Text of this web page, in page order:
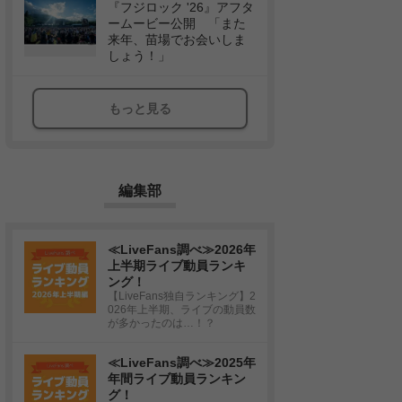
『フジロック '26』アフタ
ームービー公開 「また
来年、苗場でお会いしま
しょう！」
もっと見る
編集部
≪LiveFans調べ≫2026年
上半期ライブ動員ランキ
ング！
【LiveFans独自ランキング】2
026年上半期、ライブの動員数
が多かったのは…！？
≪LiveFans調べ≫2025年
年間ライブ動員ランキン
グ！